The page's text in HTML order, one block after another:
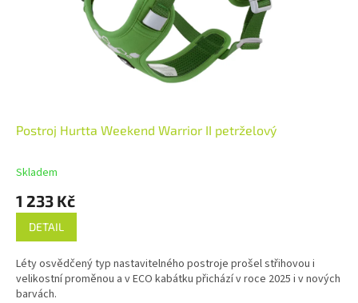
Postroj Hurtta Weekend Warrior II petrželový
Skladem
1 233 Kč
DETAIL
Léty osvědčený typ nastavitelného postroje prošel střihovou i
velikostní proměnou a v ECO kabátku přichází v roce 2025 i v nových
barvách.